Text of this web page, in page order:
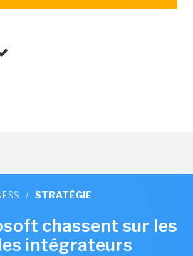
/ STRATÉGIE
chassent sur les
intégrateurs